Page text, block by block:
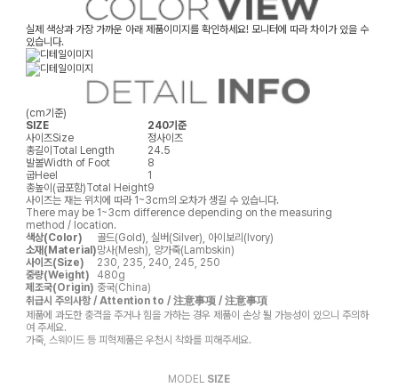
실제 색상과 가장 가까운 아래 제품이미지를 확인하세요! 모니터에 따라 차이가 있을 수
있습니다.
(cm기준)
SIZE
240기준
사이즈Size
정사이즈
총길이Total Length
24.5
발볼Width of Foot
8
굽Heel
1
총높이(굽포함)Total Height9
사이즈는 재는 위치에 따라 1~3cm의 오차가 생길 수 있습니다.
There may be 1~3cm difference depending on the measuring
method / location.
색상(Color)
골드(Gold), 실버(Silver), 아이보리(Ivory)
소재(Material)망사(Mesh), 양가죽(Lambskin)
사이즈(Size)
230, 235, 240, 245, 250
중량(Weight)
480g
제조국(Origin) 중국(China)
취급시 주의사항 / Attention to / 注意事项 / 注意事項
제품에 과도한 충격을 주거나 힘을 가하는 경우 제품이 손상 될 가능성이 있으니 주의하
여 주세요.
가죽, 스웨이드 등 피혁제품은 우천시 착화를 피해주세요.
MODEL SIZE